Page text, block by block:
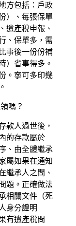
方包括：戶政
）、每張保單
遺產稅申報、
、保單多，需
事後一份份補
）省事得多。
。寧可多印幾
嗎？
款人過世後，
的存款屬於
、由全體繼承
屬如果在通知
繼承人之間、
題。正確做法
相關文件（死
身分證明
有遺產稅問